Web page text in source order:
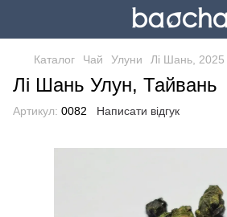
Каталог Чай Улуни Лі Шань, 2025
Лі Шань Улун, Тайвань
Артикул: 0082 Написати відгук